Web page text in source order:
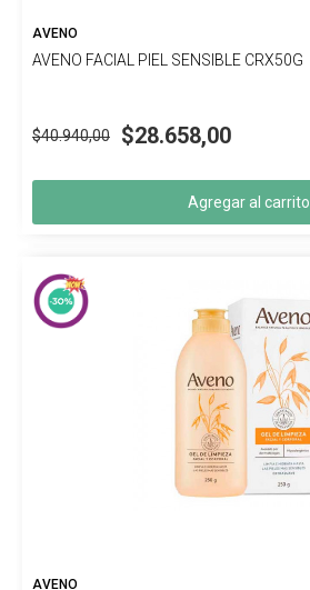
AVENO
AVENO FACIAL PIEL SENSIBLE CRX50G
$40.940,00 $28.658,00
Agregar al carrito
AVENO